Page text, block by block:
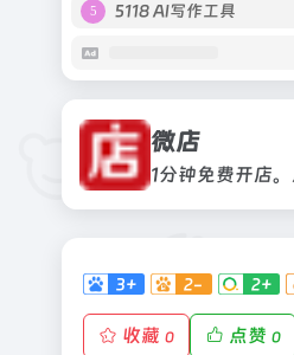
5118 AI写作工具
微店
1分钟免费开店
3+ 2- 2+
收藏 0 点赞 0